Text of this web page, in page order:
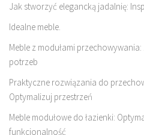
Jak stworzyć elegancką jadalnię:
Idealne meble.
Meble z modułami
potrzeb
Praktyczne rozwiązania do
Optymalizuj przestrzeń
Meble modułowe do łazienki:
funkcjonalność